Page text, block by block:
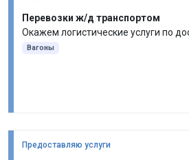
Перевозки ж/д транспортом
Окажем логистические услуги по
Вагоны
Предоставляю услуги